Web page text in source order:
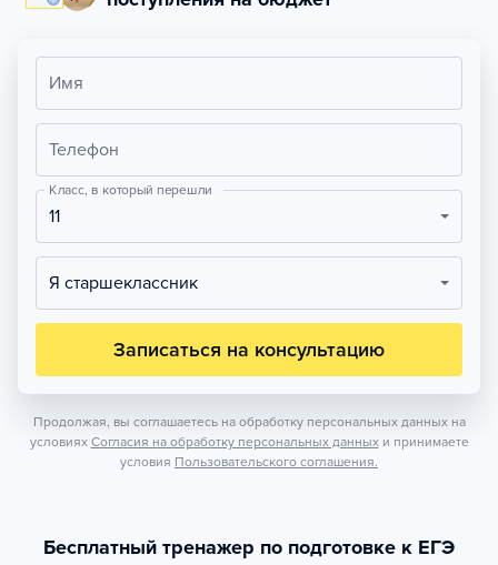
Имя
Телефон
Класс, в который перешли
11
Я старшеклассник
Записаться на консультацию
Продолжая, вы соглашаетесь на обработку персональных данных на
условиях Согласия на обработку персональных данных и принимаете
условия Пользовательского соглашения.
Бесплатный тренажер по подготовке к ЕГЭ